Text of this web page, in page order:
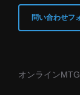
問い合わせフ
オンライン